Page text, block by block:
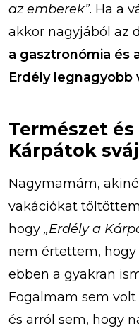
az emberek”. Ha a
akkor nagyjából az
a gasztronómia és
Erdély legnagyobb
Természet
Kárpátok
Nagymamám,
vakációkat
hogy „Erdély a
nem értettem,
ebben a gyakran
Fogalmam sem
és arról sem, hogy